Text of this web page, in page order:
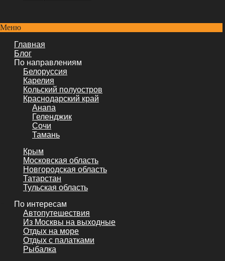
Меню
Главная
Блог
По направлениям
Белоруссия
Карелия
Кольский полуостров
Краснодарский край
Анапа
Геленджик
Сочи
Тамань
Крым
Московская область
Новгородская область
Татарстан
Тульская область
По интересам
Автопутешествия
Из Москвы на выходные
Отдых на море
Отдых с палатками
Рыбалка